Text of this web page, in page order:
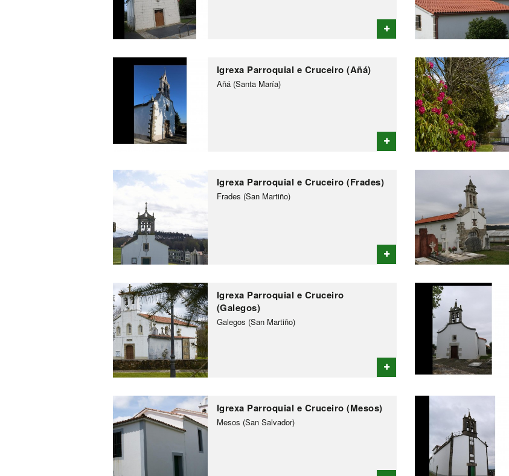
Igrexa Parroquial e Cruceiro (Añá)
Añá (Santa María)
Igrexa Parroquial e Cruceiro (Frades)
Frades (San Martiño)
Igrexa Parroquial e Cruceiro
(Galegos)
Galegos (San Martiño)
Igrexa Parroquial e Cruceiro (Mesos)
Mesos (San Salvador)